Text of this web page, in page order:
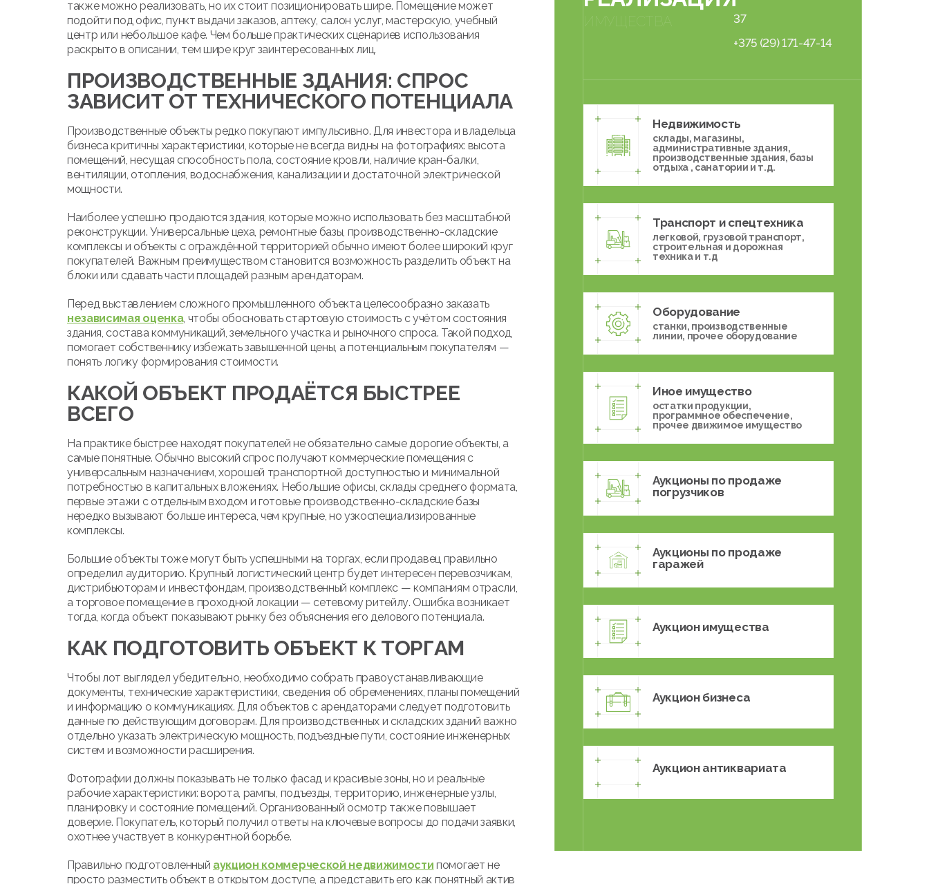
также можно реализовать, но их стоит позиционировать шире. Помещение может
подойти под офис, пункт выдачи заказов, аптеку, салон услуг, мастерскую, учебный
центр или небольшое кафе. Чем больше практических сценариев использования
раскрыто в описании, тем шире круг заинтересованных лиц.
ПРОИЗВОДСТВЕННЫЕ ЗДАНИЯ: СПРОС
ЗАВИСИТ ОТ ТЕХНИЧЕСКОГО ПОТЕНЦИАЛА
Производственные объекты редко покупают импульсивно. Для инвестора и владельца
бизнеса критичны характеристики, которые не всегда видны на фотографиях: высота
помещений, несущая способность пола, состояние кровли, наличие кран-балки,
вентиляции, отопления, водоснабжения, канализации и достаточной электрической
мощности.
Наиболее успешно продаются здания, которые можно использовать без масштабной
реконструкции. Универсальные цеха, ремонтные базы, производственно-складские
комплексы и объекты с ограждённой территорией обычно имеют более широкий круг
покупателей. Важным преимуществом становится возможность разделить объект на
блоки или сдавать части площадей разным арендаторам.
Перед выставлением сложного промышленного объекта целесообразно заказать
независимая оценка, чтобы обосновать стартовую стоимость с учётом состояния
здания, состава коммуникаций, земельного участка и рыночного спроса. Такой подход
помогает собственнику избежать завышенной цены, а потенциальным покупателям —
понять логику формирования стоимости.
КАКОЙ ОБЪЕКТ ПРОДАЁТСЯ БЫСТРЕЕ
ВСЕГО
На практике быстрее находят покупателей не обязательно самые дорогие объекты, а
самые понятные. Обычно высокий спрос получают коммерческие помещения с
универсальным назначением, хорошей транспортной доступностью и минимальной
потребностью в капитальных вложениях. Небольшие офисы, склады среднего формата,
первые этажи с отдельным входом и готовые производственно-складские базы
нередко вызывают больше интереса, чем крупные, но узкоспециализированные
комплексы.
Большие объекты тоже могут быть успешными на торгах, если продавец правильно
определил аудиторию. Крупный логистический центр будет интересен перевозчикам,
дистрибьюторам и инвестфондам, производственный комплекс — компаниям отрасли,
а торговое помещение в проходной локации — сетевому ритейлу. Ошибка возникает
тогда, когда объект показывают рынку без объяснения его делового потенциала.
КАК ПОДГОТОВИТЬ ОБЪЕКТ К ТОРГАМ
Чтобы лот выглядел убедительно, необходимо собрать правоустанавливающие
документы, технические характеристики, сведения об обременениях, планы помещений
и информацию о коммуникациях. Для объектов с арендаторами следует подготовить
данные по действующим договорам. Для производственных и складских зданий важно
отдельно указать электрическую мощность, подъездные пути, состояние инженерных
систем и возможности расширения.
Фотографии должны показывать не только фасад и красивые зоны, но и реальные
рабочие характеристики: ворота, рампы, подъезды, территорию, инженерные узлы,
планировку и состояние помещений. Организованный осмотр также повышает
доверие. Покупатель, который получил ответы на ключевые вопросы до подачи заявки,
охотнее участвует в конкурентной борьбе.
Правильно подготовленный аукцион коммерческой недвижимости помогает не
просто разместить объект в открытом доступе, а представить его как понятный актив
ИМУЩЕСТВА
37
+375 (29) 171-47-14
Недвижимость
склады, магазины,
административные здания,
производственные здания, базы
отдыха , санатории и т.д.
Транспорт и спецтехника
легковой, грузовой транспорт,
строительная и дорожная
техника и т.д
Оборудование
станки, производственные
линии, прочее оборудование
Иное имущество
остатки продукции,
программное обеспечение,
прочее движимое имущество
Аукционы по продаже
погрузчиков
Аукционы по продаже
гаражей
Аукцион имущества
Аукцион бизнеса
Аукцион антиквариата